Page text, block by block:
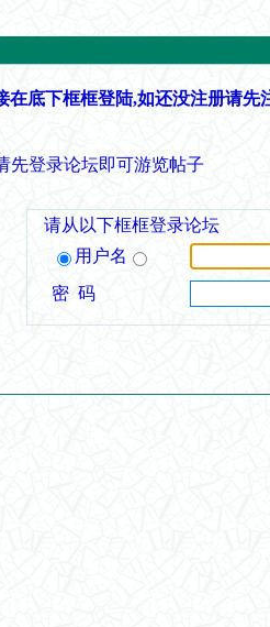
在底下框框登陆,如还没注册请先
先登录论坛即可游览帖子
请从以下框框登录论坛
用户名
密 码